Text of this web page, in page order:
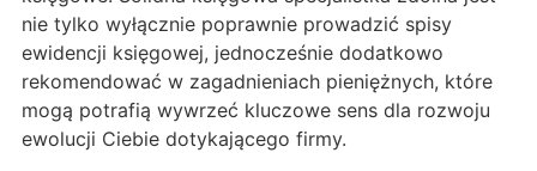
nie tylko wyłącznie poprawnie prowadzić spisy
ewidencji księgowej, jednocześnie dodatkowo
rekomendować w zagadnieniach pieniężnych, które
mogą potrafią wywrzeć kluczowe sens dla rozwoju
ewolucji Ciebie dotykającego firmy.